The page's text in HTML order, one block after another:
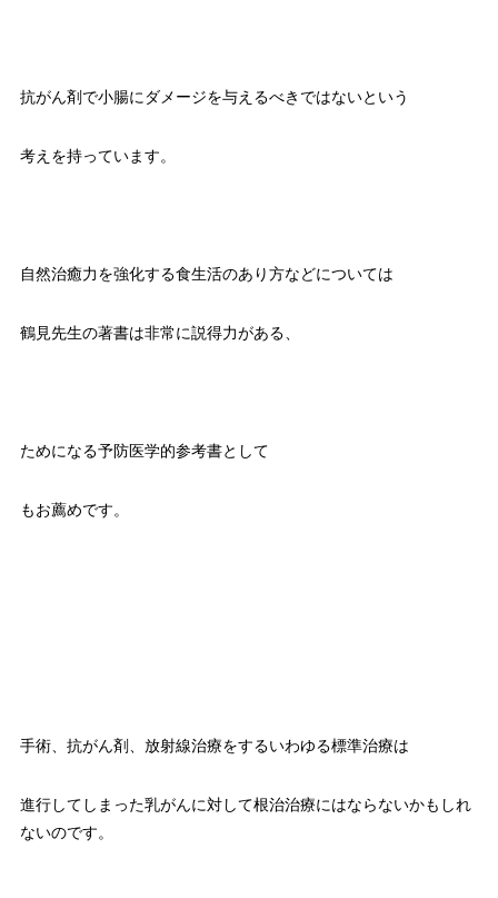
抗がん剤で小腸にダメージを与えるべきではないという
考えを持っています。
自然治癒力を強化する食生活のあり方などについては
鶴見先生の著書は非常に説得力がある、
ためになる予防医学的参考書として
もお薦めです。
手術、抗がん剤、放射線治療をするいわゆる標準治療は
進行してしまった乳がんに対して根治治療にはならないかもしれ
ないのです。